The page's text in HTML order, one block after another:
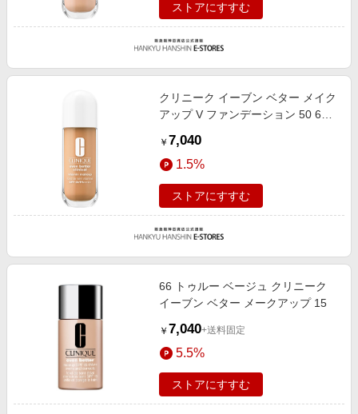
ストアにすすむ
クリニーク イーブン ベター メイク
アップ V ファンデーション 50 66
￥ 7,040
1.5%
ストアにすすむ
66 トゥルー ベージュ クリニーク
イーブン ベター メークアップ 15
￥ 7,040+送料固定
5.5%
ストアにすすむ